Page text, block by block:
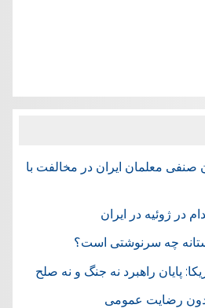
صنفی معلمان ایران در مخالفت با
چه سرنوشتی است؟
پایان راهبرد نه جنگ و نه صلح
رضایت عمومی